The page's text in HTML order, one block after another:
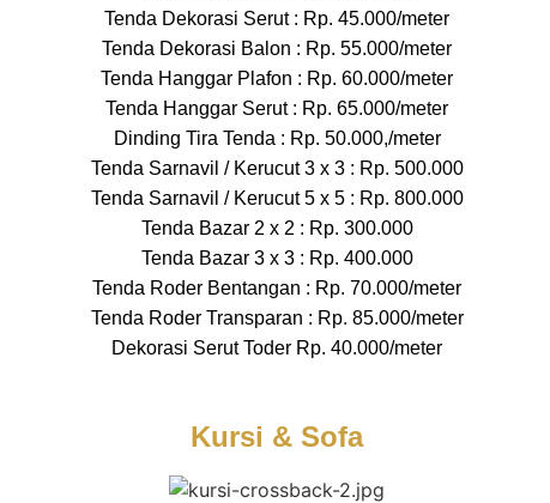
Tenda Dekorasi Serut : Rp. 45.000/meter
Tenda Dekorasi Balon : Rp. 55.000/meter
Tenda Hanggar Plafon : Rp. 60.000/meter
Tenda Hanggar Serut : Rp. 65.000/meter
Dinding Tira Tenda : Rp. 50.000,/meter
Tenda Sarnavil / Kerucut 3 x 3 : Rp. 500.000
Tenda Sarnavil / Kerucut 5 x 5 : Rp. 800.000
Tenda Bazar 2 x 2 : Rp. 300.000
Tenda Bazar 3 x 3 : Rp. 400.000
Tenda Roder Bentangan : Rp. 70.000/meter
Tenda Roder Transparan : Rp. 85.000/meter
Dekorasi Serut Toder Rp. 40.000/meter
Kursi & Sofa